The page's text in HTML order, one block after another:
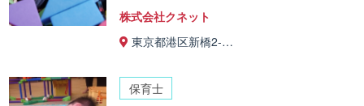
株式会社クネット
東京都港区新橋2-…
保育士